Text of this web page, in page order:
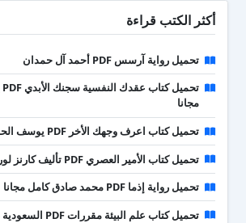
أكثر الكتب قراءة
تحميل رواية آرسس PDF أحمد آل حمدان
مجانا
تحميل كتاب اعرف وجهك الأخر PDF يوسف الحسني
تحميل كتاب الأمير العصري PDF تأليف كارنز لورد كامل مجانا
تحميل رواية إذما PDF محمد صادق كامل مجانا
تحميل كتاب علم البيئة مقررات PDF السعودية 1443